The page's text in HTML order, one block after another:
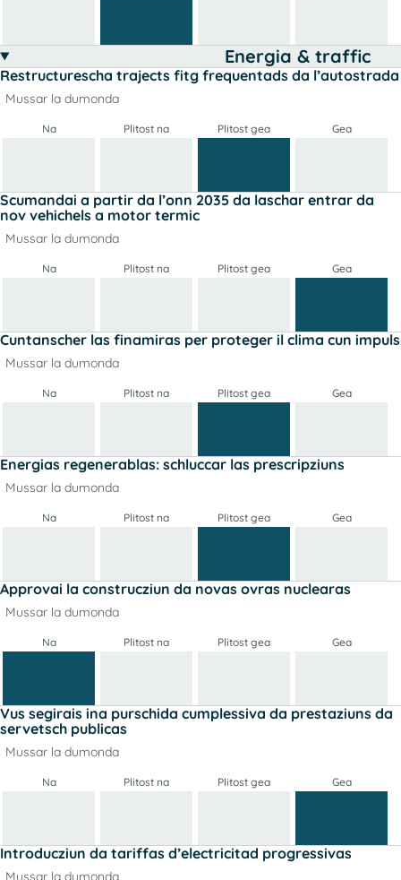
Energia & traffic
Restructurescha trajects fitg frequentads da l’autostrada
Mussar la dumonda
Na Plitost na Plitost gea Gea
Scumandai a partir da l’onn 2035 da laschar entrar da
nov vehichels a motor termic
Mussar la dumonda
Na Plitost na Plitost gea Gea
Cuntanscher las finamiras per proteger il clima cun impuls
Mussar la dumonda
Na Plitost na Plitost gea Gea
Energias regenerablas: schluccar las prescripziuns
Mussar la dumonda
Na Plitost na Plitost gea Gea
Approvai la construcziun da novas ovras nuclearas
Mussar la dumonda
Na Plitost na Plitost gea Gea
Vus segirais ina purschida cumplessiva da prestaziuns da
servetsch publicas
Mussar la dumonda
Na Plitost na Plitost gea Gea
Introducziun da tariffas d’electricitad progressivas
Mussar la dumonda